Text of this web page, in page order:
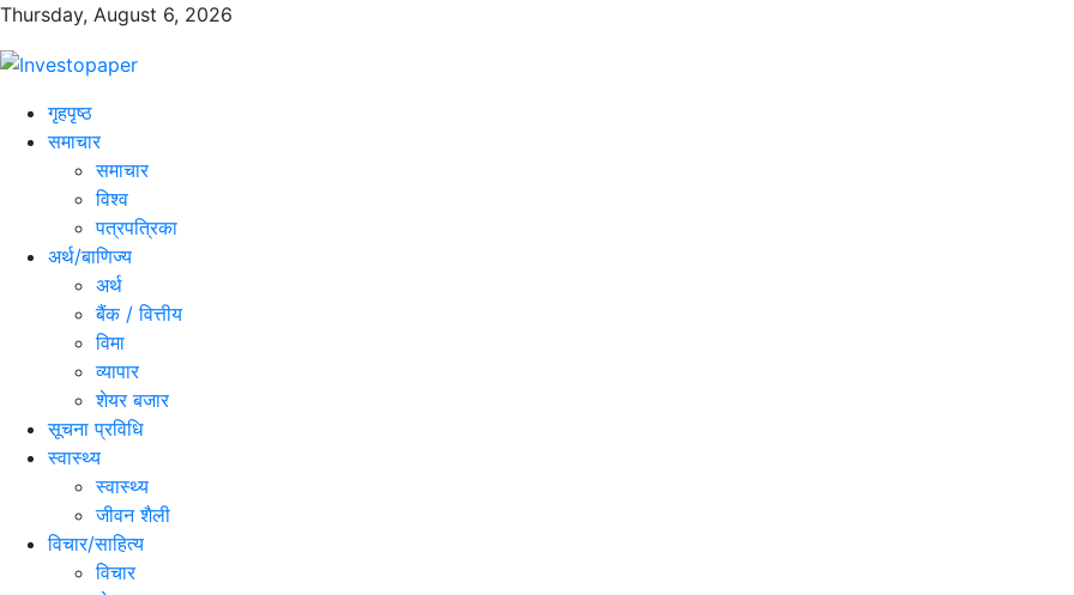
Thursday, August 6, 2026
गृहपृष्ठ
समाचार
समाचार
विश्व
पत्रपत्रिका
अर्थ/बाणिज्य
अर्थ
बैंक / वित्तीय
विमा
व्यापार
शेयर बजार
सूचना प्रविधि
स्वास्थ्य
स्वास्थ्य
जीवन शैली
विचार/साहित्य
विचार